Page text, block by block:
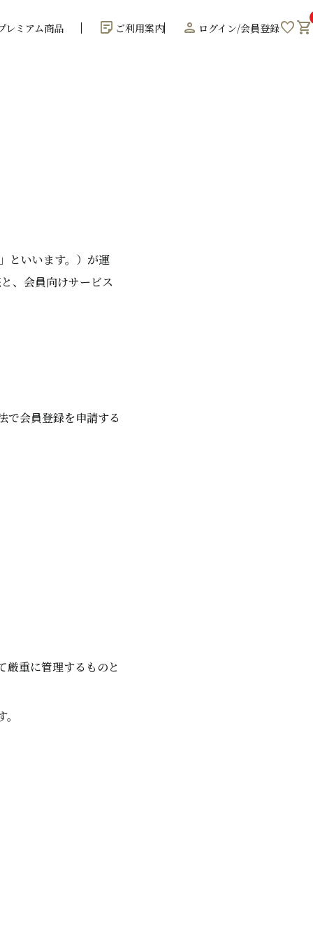
レミアム商品 sticky_note_2 ご利用案内 person ログイン/会員登録favoriteshopping_cart
といいます。）が運
、会員向けサービス
で会員登録を申請する
厳重に管理するものと